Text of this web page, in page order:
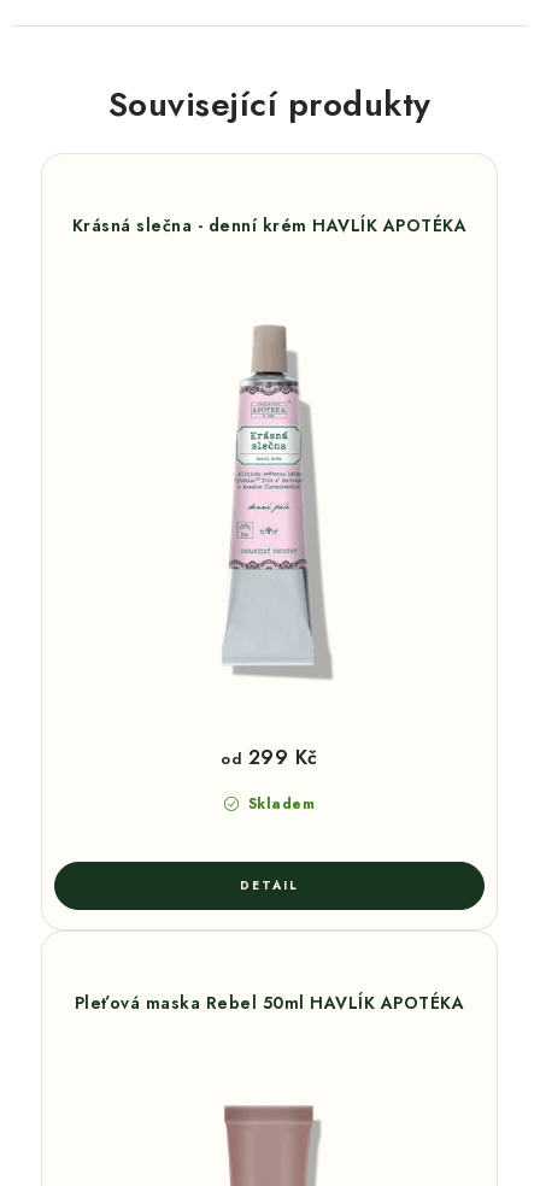
Související produkty
Krásná slečna - denní krém HAVLÍK APOTÉKA
Skladem
od 299 Kč
Pleťová maska Rebel 50ml HAVLÍK APOTÉKA